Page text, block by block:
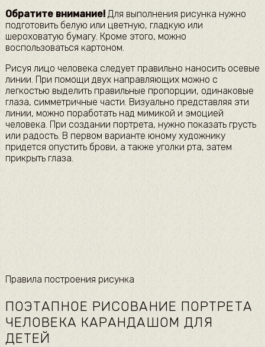
Обратите внимание!Для выполнения рисунка нужно
подготовить белую или цветную, гладкую или
шероховатую бумагу. Кроме этого, можно
воспользоваться картоном.
Рисуя лицо человека следует правильно наносить осевые
линии. При помощи двух направляющих можно с
легкостью выделить правильные пропорции, одинаковые
глаза, симметричные части. Визуально представляя эти
линии, можно поработать над мимикой и эмоцией
человека. При создании портрета, нужно показать грусть
или радость. В первом варианте юному художнику
придется опустить брови, а также уголки рта, затем
прикрыть глаза.
Правила построения рисунка
ПОЭТАПНОЕ РИСОВАНИЕ ПОРТРЕТА
ЧЕЛОВЕКА КАРАНДАШОМ ДЛЯ
ДЕТЕЙ